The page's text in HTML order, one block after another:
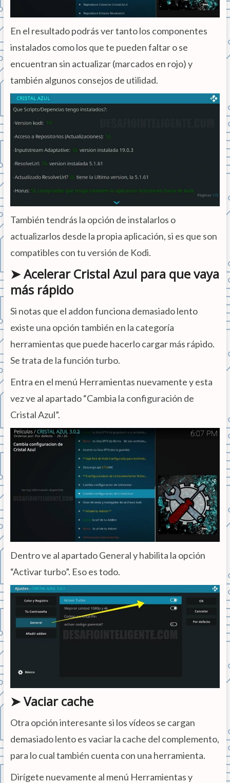
En el resultado podrás ver tanto los componentes
instalados como los que te pueden faltar o se
encuentran sin actualizar (marcados en rojo) y
también algunos consejos de utilidad.
También tendrás la opción de instalarlos o
actualizarlos desde la propia aplicación, si es que son
compatibles con tu versión de Kodi.
➤ Acelerar Cristal Azul para que vaya
más rápido
Si notas que el addon funciona demasiado lento
existe una opción también en la categoría
herramientas que puede hacerlo cargar más rápido.
Se trata de la función turbo.
Entra en el menú Herramientas nuevamente y esta
vez ve al apartado “Cambia la configuración de
Cristal Azul”.
Dentro ve al apartado General y habilita la opción
“Activar turbo”. Eso es todo.
➤ Vaciar cache
Otra opción interesante si los vídeos se cargan
demasiado lento es vaciar la cache del complemento,
para lo cual también cuenta con una herramienta.
Dirígete nuevamente al menú Herramientas y